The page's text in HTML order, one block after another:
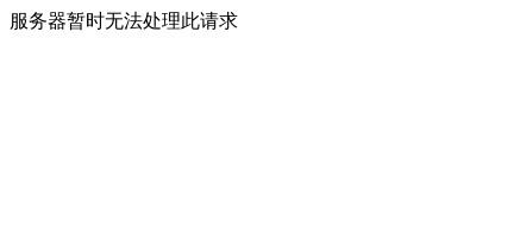
服务器暂时无法处理此请求